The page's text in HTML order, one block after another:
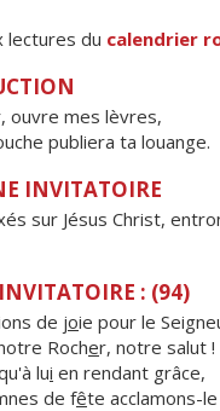
lectures du calendrier
ouvre mes lèvres,
publiera ta louange.
INVITATOIRE
sur Jésus Christ,
: (94)
de joie pour le
Rocher, notre salut !
lui en rendant grâce,
de fête acclamons-le